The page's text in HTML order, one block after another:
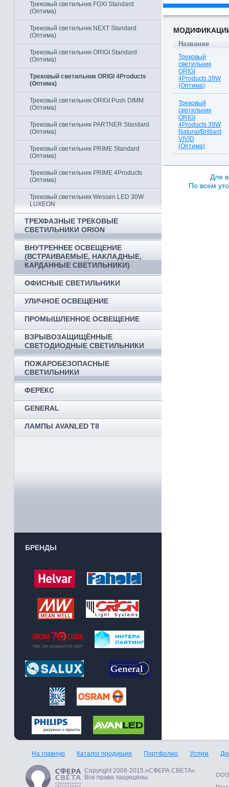
Трековый светильник FOXI Standard
(Оптима)
Трековый светильник NEXT Standard
(Оптима)
Трековый светильник ORIGI Standard
(Оптима)
Трековый светильник ORIGI 4Products
(Оптима)
Трековый светильник ORIGI Push DIMM
(Оптима)
Трековый светильник PARTNER Standard
(Оптима)
Трековый светильник PRIME Standard
(Оптима)
Трековый светильник PRIME 4Products
(Оптима)
Трековый светильник Wessen LED 30W
LUXEON
ТРЕХФАЗНЫЕ ТРЕКОВЫЕ
СВЕТИЛЬНИКИ ORION
ВНУТРЕННЕЕ ОСВЕЩЕНИЕ
(ВСТРАИВАЕМЫЕ, НАКЛАДНЫЕ,
КАРДАННЫЕ СВЕТИЛЬНИКИ)
ОФИСНЫЕ СВЕТИЛЬНИКИ
УЛИЧНОЕ ОСВЕЩЕНИЕ
ПРОМЫШЛЕННОЕ ОСВЕЩЕНИЕ
ВЗРЫВОЗАЩИЩЁННЫЕ
СВЕТОДИОДНЫЕ СВЕТИЛЬНИКИ
ПОЖАРОБЕЗОПАСНЫЕ
СВЕТИЛЬНИКИ
ФЕРЕКС
GENERAL
ЛАМПЫ AVANLED T8
БРЕНДЫ
Название
Трековый
светильник
ORIGI
4Products 39W
(Оптима)
Трековый
светильник
ORIGI
4Products 39W
Natural/Brilliant
VIVID
(Оптима)
Для
По всем
На главную Каталог продукции Портфолио Услуги
Copyright 2008-2015.«СФЕРА СВЕТА»
Все права защищены.
ООО